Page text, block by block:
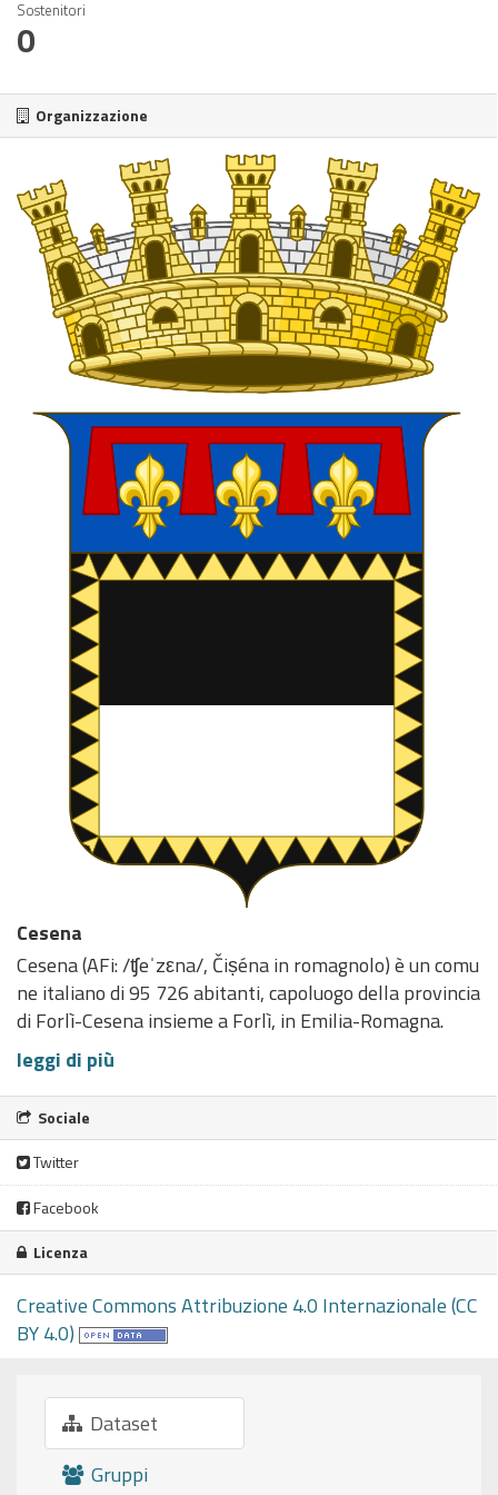
Sostenitori
0
Organizzazione
Cesena
Cesena (AFi: /ʧeˈzεna/, Čiṣéna in romagnolo) è un comu
ne italiano di 95 726 abitanti, capoluogo della provincia
di Forlì-Cesena insieme a Forlì, in Emilia-Romagna.
leggi di più
Sociale
Twitter
Facebook
Licenza
Creative Commons Attribuzione 4.0 Internazionale (CC
BY 4.0)
Dataset
Gruppi